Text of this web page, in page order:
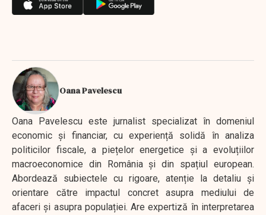
Oana Pavelescu
Oana Pavelescu este jurnalist specializat în domeniul
economic și financiar, cu experiență solidă în analiza
politicilor fiscale, a piețelor energetice și a evoluțiilor
macroeconomice din România și din spațiul european.
Abordează subiectele cu rigoare, atenție la detaliu și
orientare către impactul concret asupra mediului de
afaceri și asupra populației. Are expertiză în interpretarea